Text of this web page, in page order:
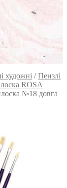
художні /Пензлі
ROSA
№18 довга